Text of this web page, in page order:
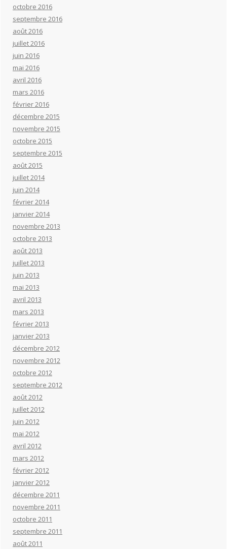
octobre 2016
septembre 2016
août 2016
juillet 2016
juin 2016
mai 2016
avril 2016
mars 2016
février 2016
décembre 2015
novembre 2015
octobre 2015
septembre 2015
août 2015
juillet 2014
juin 2014
février 2014
janvier 2014
novembre 2013
octobre 2013
août 2013
juillet 2013
juin 2013
mai 2013
avril 2013
mars 2013
février 2013
janvier 2013
décembre 2012
novembre 2012
octobre 2012
septembre 2012
août 2012
juillet 2012
juin 2012
mai 2012
avril 2012
mars 2012
février 2012
janvier 2012
décembre 2011
novembre 2011
octobre 2011
septembre 2011
août 2011